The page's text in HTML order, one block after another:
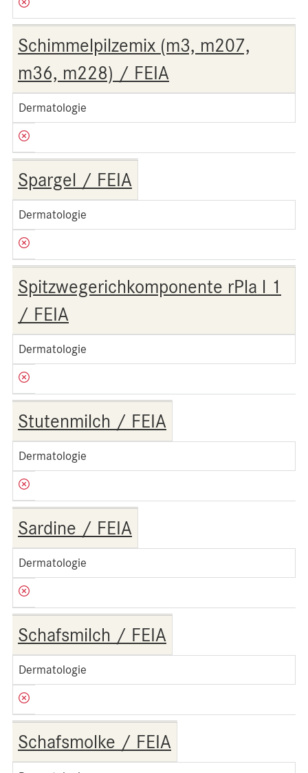
Schimmelpilzemix (m3, m207,
m36, m228) / FEIA
Dermatologie
Spargel / FEIA
Dermatologie
Spitzwegerichkomponente rPla l 1
/ FEIA
Dermatologie
Stutenmilch / FEIA
Dermatologie
Sardine / FEIA
Dermatologie
Schafsmilch / FEIA
Dermatologie
Schafsmolke / FEIA